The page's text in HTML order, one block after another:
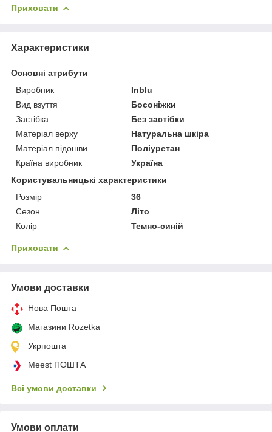
Приховати
Характеристики
Основні атрибути
Виробник
Inblu
Вид взуття
Босоніжки
Застібка
Без застібки
Матеріал верху
Натуральна шкіра
Матеріал підошви
Поліуретан
Країна виробник
Україна
Користувальницькі характеристики
Розмір
36
Сезон
Літо
Колір
Темно-синій
Приховати
Умови доставки
Нова Пошта
Магазини Rozetka
Укрпошта
Meest ПОШТА
Всі умови доставки
Умови оплати